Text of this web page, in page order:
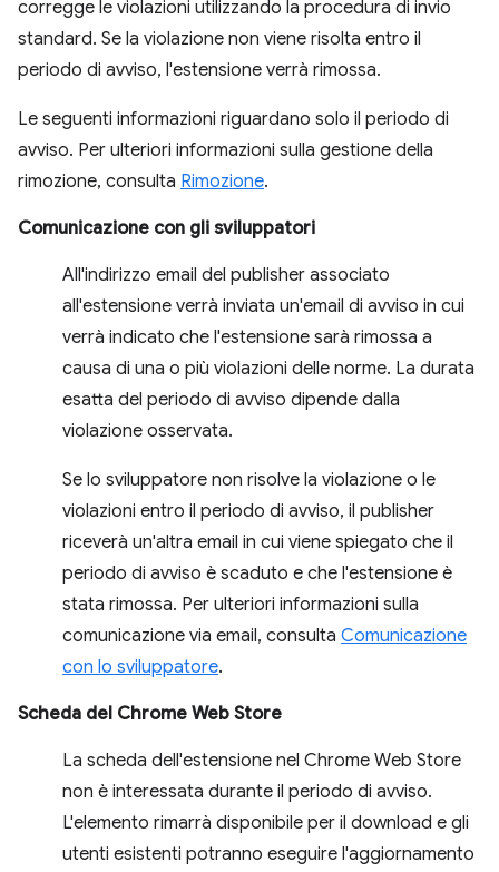
corregge le violazioni utilizzando la procedura di invio
standard. Se la violazione non viene risolta entro il
periodo di avviso, l'estensione verrà rimossa.
Le seguenti informazioni riguardano solo il periodo di
avviso. Per ulteriori informazioni sulla gestione della
rimozione, consulta Rimozione.
Comunicazione con gli sviluppatori
All'indirizzo email del publisher associato
all'estensione verrà inviata un'email di avviso in cui
verrà indicato che l'estensione sarà rimossa a
causa di una o più violazioni delle norme. La durata
esatta del periodo di avviso dipende dalla
violazione osservata.
Se lo sviluppatore non risolve la violazione o le
violazioni entro il periodo di avviso, il publisher
riceverà un'altra email in cui viene spiegato che il
periodo di avviso è scaduto e che l'estensione è
stata rimossa. Per ulteriori informazioni sulla
comunicazione via email, consulta Comunicazione
con lo sviluppatore.
Scheda del Chrome Web Store
La scheda dell'estensione nel Chrome Web Store
non è interessata durante il periodo di avviso.
L'elemento rimarrà disponibile per il download e gli
utenti esistenti potranno eseguire l'aggiornamento